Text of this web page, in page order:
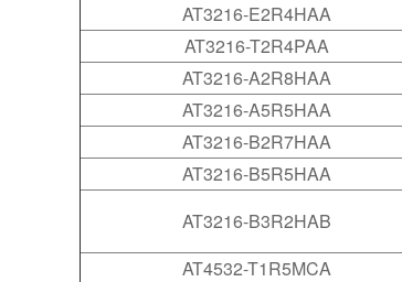
AT3216-E2R4HAA
AT3216-T2R4PAA
AT3216-A2R8HAA
AT3216-A5R5HAA
AT3216-B2R7HAA
AT3216-B5R5HAA
AT3216-B3R2HAB
AT4532-T1R5MCA